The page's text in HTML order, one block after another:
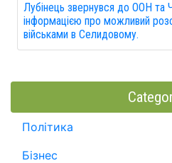
Лубінець звернувся до ООН та
інформацією про можливий
військами в Селидовому.
Політика
Бізнес